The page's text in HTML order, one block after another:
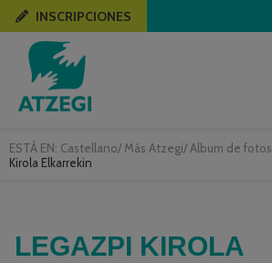
ESTÁ EN: Castellano/ Más Atzegi/ Album de fotos
Kirola Elkarrekin
INSCRIPCIONES
LEGAZPI KIROLA